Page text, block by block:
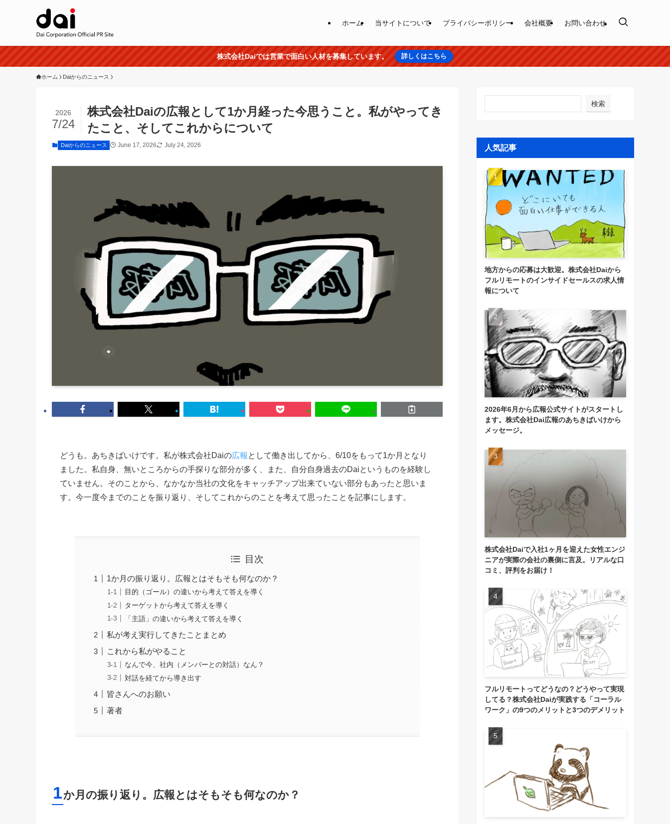
ホーム 当サイトについて プライバシーポリシー 会社概要 お問い合わせ
株式会社Daiでは営業で面白い人材を募集しています。 詳しくはこちら
ホーム Daiからのニュース
株式会社Daiの広報として1か月経った今思うこと。私がやってき
たこと、そしてこれからについて
2026
7/24
Daiからのニュース June 17, 2026 July 24, 2026
どうも。あちきばいけです。私が株式会社Daiの広報 として働き出してから、6/10をもって1か月となり
ました。私自身、無いところからの手探りな部分が多く、また、自分自身過去のDaiというものを経験し
ていません。そのことから、なかなか当社の文化をキャッチアップ出来ていない部分もあったと思いま
す。今一度今までのことを振り返り、そしてこれからのことを考えて思ったことを記事にします。
目次
1か月の振り返り。広報とはそもそも何なのか？
目的（ゴール）の違いから考えて答えを導く
ターゲットから考えて答えを導く
「主語」の違いから考えて答えを導く
私が考え実行してきたことまとめ
これから私がやること
なんで今、社内（メンバーとの対話）なん？
対話を経てから導き出す
皆さんへのお願い
著者
1か月の振り返り。広報とはそもそも何なのか？
検索
人気記事
地方からの応募は大歓迎。株式会社Daiから
フルリモートのインサイドセールスの求人情
報について
2026年6月から広報公式サイトがスタートし
ます。株式会社Dai広報のあちきばいけから
メッセージ。
株式会社Daiで入社1ヶ月を迎えた女性エンジ
ニアが実際の会社の裏側に言及。リアルな口
コミ、評判をお届け！
フルリモートってどうなの？どうやって実現
してる？株式会社Daiが実践する「コーラル
ワーク」の9つのメリットと3つのデメリット